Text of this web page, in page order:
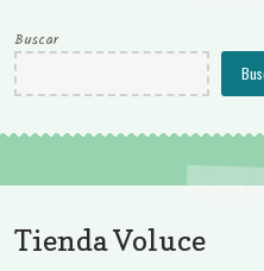
Buscar
Tienda Voluce